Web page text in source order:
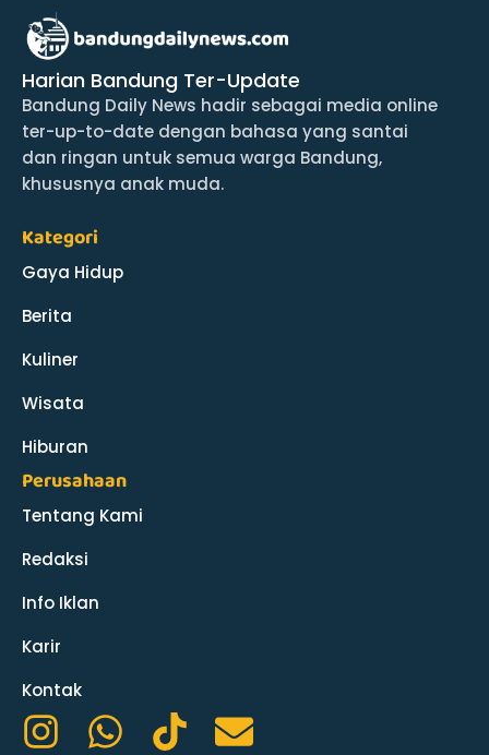
Harian Bandung Ter-Update
Bandung Daily News hadir sebagai media online
ter-up-to-date dengan bahasa yang santai
dan ringan untuk semua warga Bandung,
khususnya anak muda.
Kategori
Gaya Hidup
Berita
Kuliner
Wisata
Hiburan
Perusahaan
Tentang Kami
Redaksi
Info Iklan
Karir
Kontak
I W T E